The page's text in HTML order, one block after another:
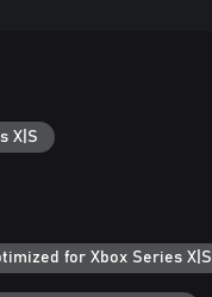
X|S
for Xbox Series X|S